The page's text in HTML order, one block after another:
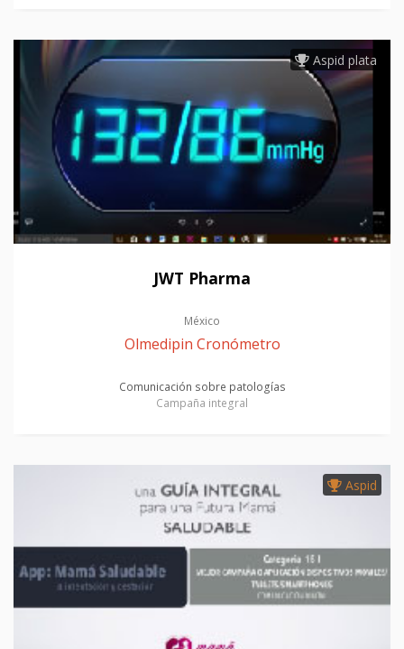
Aspid plata
JWT Pharma
México
Olmedipin Cronómetro
Comunicación sobre patologías
Campaña integral
Aspid